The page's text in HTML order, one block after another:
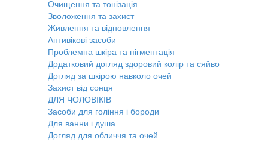
Очищення та тонізація
Зволоження та захист
Живлення та відновлення
Антивікові засоби
Проблемна шкіра та пігментація
Додатковий догляд здоровий колір та сяйво
Догляд за шкірою навколо очей
Захист від сонця
ДЛЯ ЧОЛОВІКІВ
Засоби для гоління і бороди
Для ванни і душа
Догляд для обличчя та очей